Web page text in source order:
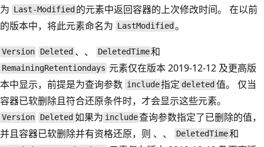
为 Last-Modified 的元素中返回容器的上次修改时间。 在以前
的版本中，将此元素命名为 LastModified 。
Version Deleted 、、 DeletedTime和
RemainingRetentiondays 元素仅在版本 2019-12-12 及更高版
本中显示，前提是为查询参数 include指定 deleted 值。 仅当
容器已软删除且符合还原条件时，才会显示这些元素。
Version Deleted 如果为 include查询参数指定了已删除的值，
并且容器已软删除并有资格还原，则 、、
DeletedTime和